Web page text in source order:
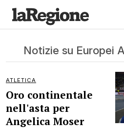
Notizie su Europei
ATLETICA
Oro continentale
nell'asta per
Angelica Moser